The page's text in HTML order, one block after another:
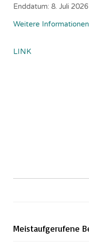
Enddatum: 8. Juli 2026
Weitere Informationen
LINK
Meistaufgerufene